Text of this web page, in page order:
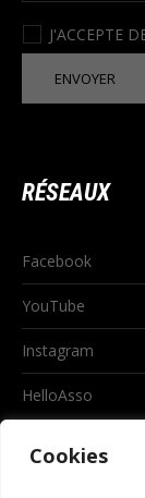
Cookies
J'ACCEPTE
RÉSEAUX
Facebook
YouTube
Instagram
HelloAsso